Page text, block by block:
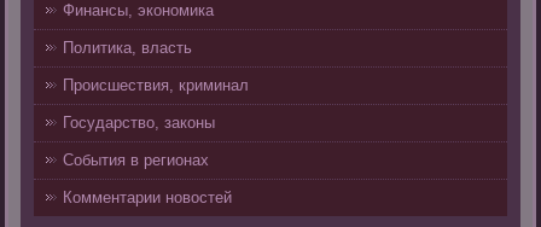
Финансы, экономика
Политика, власть
Происшествия, криминал
Государство, законы
События в регионах
Комментарии новостей